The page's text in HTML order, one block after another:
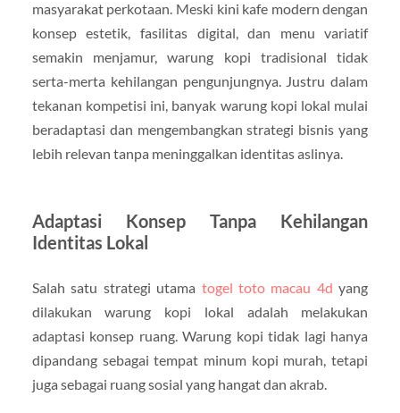
masyarakat perkotaan. Meski kini kafe modern dengan
konsep estetik, fasilitas digital, dan menu variatif
semakin menjamur, warung kopi tradisional tidak
serta-merta kehilangan pengunjungnya. Justru dalam
tekanan kompetisi ini, banyak warung kopi lokal mulai
beradaptasi dan mengembangkan strategi bisnis yang
lebih relevan tanpa meninggalkan identitas aslinya.
Adaptasi Konsep Tanpa Kehilangan
Identitas Lokal
Salah satu strategi utama togel toto macau 4d yang
dilakukan warung kopi lokal adalah melakukan
adaptasi konsep ruang. Warung kopi tidak lagi hanya
dipandang sebagai tempat minum kopi murah, tetapi
juga sebagai ruang sosial yang hangat dan akrab.